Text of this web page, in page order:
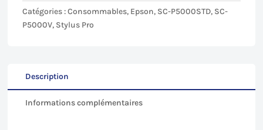
Magenta
(VLM)
P5000
-
200mL
Catégories : Consommables, Epson, SC-P5000STD, SC-
P5000V, Stylus Pro
Description
Informations complémentaires